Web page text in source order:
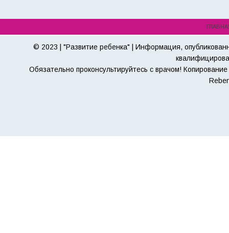
© 2023 | "Развитие ребенка" | Информация,
Обязательно проконсультируйтесь с врачом!